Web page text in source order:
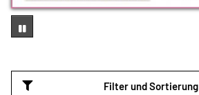
Filter und Sortierung